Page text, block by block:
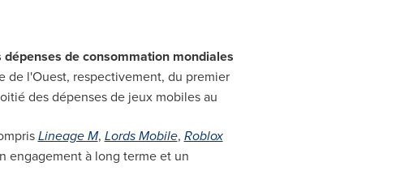
de consommation mondiales
de l'Ouest, respectivement, du premier
des dépenses de jeux mobiles au
Lineage M, Lords Mobile, Roblox
engagement à long terme et un